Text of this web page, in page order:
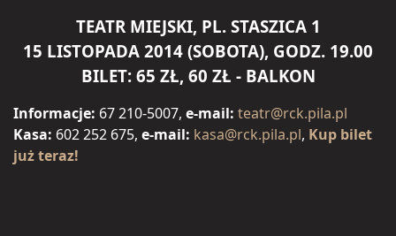
TEATR MIEJSKI, PL. STASZICA 1
15 LISTOPADA 2014 (SOBOTA), GODZ. 19.00
BILET: 65 ZŁ, 60 ZŁ - BALKON
Informacje: 67 210-5007, e-mail: teatr@rck.pila.pl
Kasa: 602 252 675, e-mail: kasa@rck.pila.pl, Kup bilet
już teraz!